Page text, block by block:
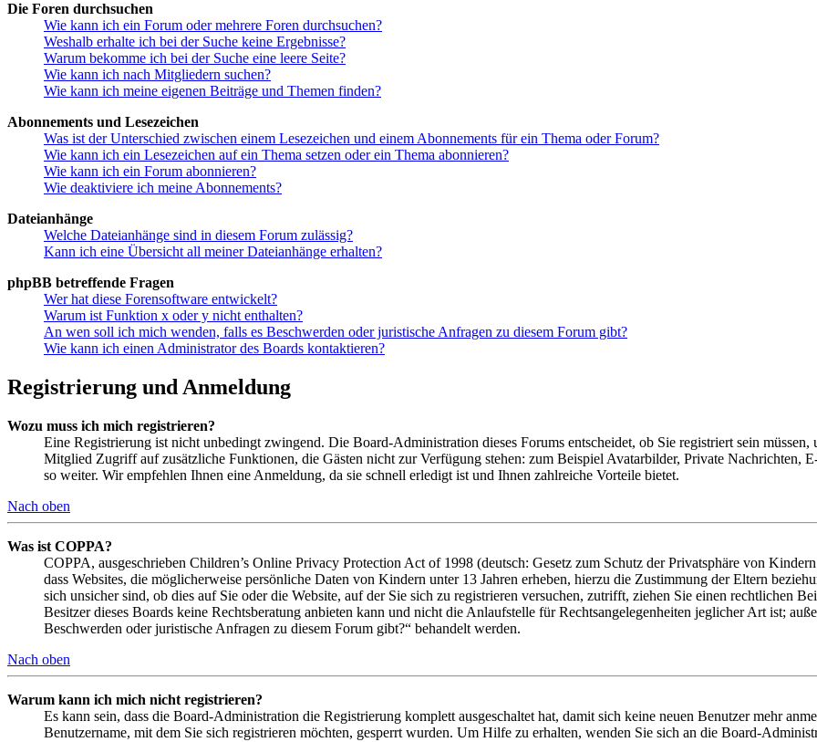
Die Foren durchsuchen
Wie kann ich ein Forum oder mehrere Foren durchsuchen?
Weshalb erhalte ich bei der Suche keine Ergebnisse?
Warum bekomme ich bei der Suche eine leere Seite?
Wie kann ich nach Mitgliedern suchen?
Wie kann ich meine eigenen Beiträge und Themen finden?
Abonnements und Lesezeichen
Was ist der Unterschied zwischen einem Lesezeichen und einem Abonnements für ein Thema oder Forum?
Wie kann ich ein Lesezeichen auf ein Thema setzen oder ein Thema abonnieren?
Wie kann ich ein Forum abonnieren?
Wie deaktiviere ich meine Abonnements?
Dateianhänge
Welche Dateianhänge sind in diesem Forum zulässig?
Kann ich eine Übersicht all meiner Dateianhänge erhalten?
phpBB betreffende Fragen
Wer hat diese Forensoftware entwickelt?
Warum ist Funktion x oder y nicht enthalten?
An wen soll ich mich wenden, falls es Beschwerden oder juristische Anfragen zu diesem Forum gibt?
Wie kann ich einen Administrator des Boards kontaktieren?
Registrierung und Anmeldung
Wozu muss ich mich registrieren?
Eine Registrierung ist nicht unbedingt zwingend. Die Board-Administration dieses Forums entscheidet, ob Sie registriert sein
Mitglied Zugriff auf zusätzliche Funktionen, die Gästen nicht zur Verfügung stehen: zum Beispiel Avatarbilder, Private Nachrichten,
so weiter. Wir empfehlen Ihnen eine Anmeldung, da sie schnell erledigt ist und Ihnen zahlreiche Vorteile bietet.
Nach oben
Was ist COPPA?
COPPA, ausgeschrieben Children’s Online Privacy Protection Act of 1998 (deutsch: Gesetz zum Schutz der Privatsphäre von
dass Websites, die möglicherweise persönliche Daten von Kindern unter 13 Jahren erheben, hierzu die Zustimmung der Eltern
sich unsicher sind, ob dies auf Sie oder die Website, auf der Sie sich zu registrieren versuchen, zutrifft, ziehen Sie einen rechtlichen
Besitzer dieses Boards keine Rechtsberatung anbieten kann und nicht die Anlaufstelle für Rechtsangelegenheiten jeglicher Art ist;
Beschwerden oder juristische Anfragen zu diesem Forum gibt?“ behandelt werden.
Nach oben
Warum kann ich mich nicht registrieren?
Es kann sein, dass die Board-Administration die Registrierung komplett ausgeschaltet hat, damit sich keine neuen Benutzer mehr
Benutzername, mit dem Sie sich registrieren möchten, gesperrt wurden. Um Hilfe zu erhalten, wenden Sie sich an die Board-